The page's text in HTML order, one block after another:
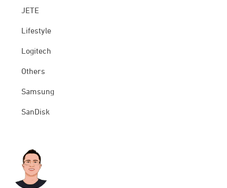
JETE
Lifestyle
Logitech
Others
Samsung
SanDisk